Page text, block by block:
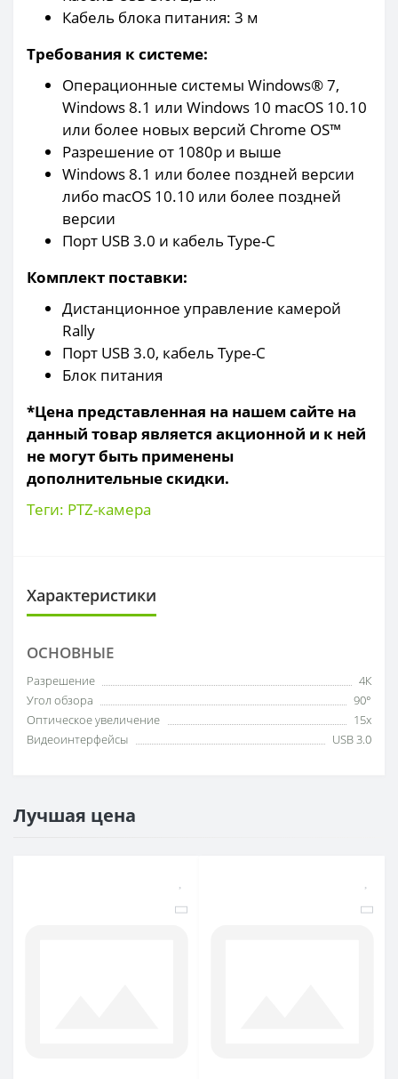
Кабель блока питания: 3 м
Требования к системе:
Операционные системы Windows® 7,
Windows 8.1 или Windows 10 macOS 10.10
или более новых версий Chrome OS™
Разрешение от 1080p и выше
Windows 8.1 или более поздней версии
либо macOS 10.10 или более поздней
версии
Порт USB 3.0 и кабель Type-C
Комплект поставки:
Дистанционное управление камерой
Rally
Порт USB 3.0, кабель Type-C
Блок питания
*Цена представленная на нашем сайте на
данный товар является акционной и к ней
не могут быть применены
дополнительные скидки.
Теги: PTZ-камера
Характеристики
ОСНОВНЫЕ
Разрешение
4К
Угол обзора
90°
Оптическое увеличение
15х
Видеоинтерфейсы
USB 3.0
Лучшая цена